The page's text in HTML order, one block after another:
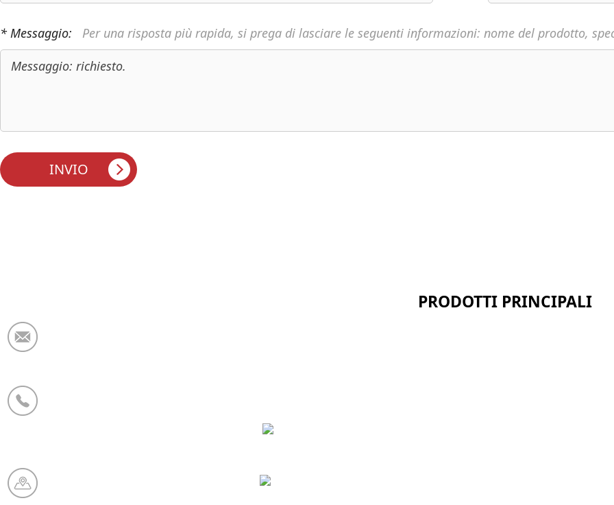
* Messaggio: Per una risposta più rapida, si prega di lasciare le seguenti informazioni: nome del prodotto,
PRODOTTI PRINCIPALI